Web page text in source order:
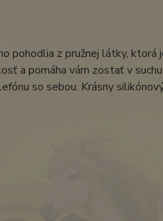
pohodlia z pružnej látky,
a pomáha vám zostať v
so sebou. Krásny